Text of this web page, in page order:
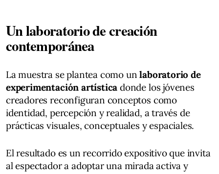
Un laboratorio de creación
contemporánea
La muestra se plantea como unlaboratorio de
experimentación artística donde los jóvenes
creadores reconfiguran conceptos como
identidad, percepción y realidad, a través de
prácticas visuales, conceptuales y espaciales.
El resultado es un recorrido expositivo que invita
al espectador a adoptar una mirada activa y